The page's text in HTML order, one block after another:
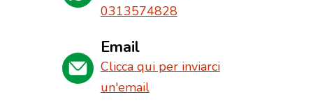
0313574828
Email
Clicca qui per inviarci
un'email